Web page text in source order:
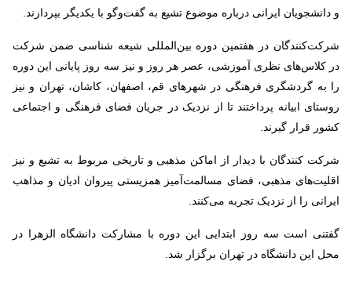
و دانشجویان ایرانی درباره موضوع تشیع به گفت‌وگو با یکدیگر بپردازند.
شرکت‌کنندگان در هفتمین دوره بین‌المللی شیعه شناسی ضمن شرکت
در کلاس‌های نظری آموزشی، عصر هر روز و نیز سه روز پایانی این دوره
را به گردشگری فرهنگی در شهرهای قم، اصفهان، کاشان، تهران و نیز
روستای ابیانه پرداختند تا از نزدیک در جریان فضای فرهنگی و اجتماعی
کشور قرار گیرند.
شرکت کنندگان با دیدار از اماکن مذهبی و تاریخی مربوط به تشیع و نیز
اقلیت‌های مذهبی، فضای مسالمت‌آمیز همزیستی پیروان ادیان و مذاهب
ایرانی را از نزدیک تجربه می‌کنند.
گفتنی است سه روز ابتدایی این دوره با مشارکت دانشگاه الزهرا در
محل این دانشگاه در تهران برگزار شد.